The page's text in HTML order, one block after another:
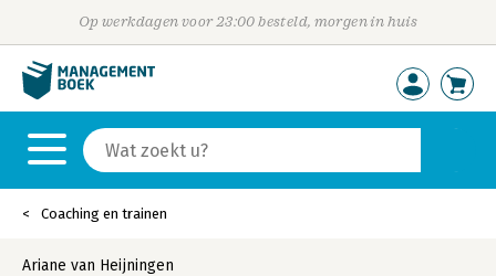
Op werkdagen voor 23:00 besteld, morgen in huis
Coaching en trainen
Ariane van Heijningen